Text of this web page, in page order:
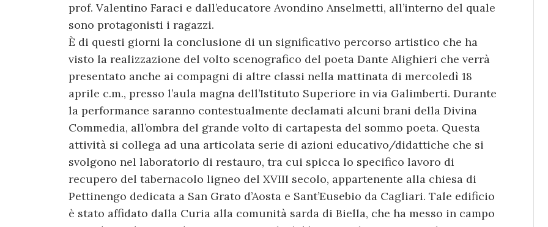
prof. Valentino Faraci e dall’educatore Avondino Anselmetti, all’interno del quale
sono protagonisti i ragazzi.
È di questi giorni la conclusione di un significativo percorso artistico che ha
visto la realizzazione del volto scenografico del poeta Dante Alighieri che verrà
presentato anche ai compagni di altre classi nella mattinata di mercoledì 18
aprile c.m., presso l’aula magna dell’Istituto Superiore in via Galimberti. Durante
la performance saranno contestualmente declamati alcuni brani della Divina
Commedia, all’ombra del grande volto di cartapesta del sommo poeta. Questa
attività si collega ad una articolata serie di azioni educativo/didattiche che si
svolgono nel laboratorio di restauro, tra cui spicca lo specifico lavoro di
recupero del tabernacolo ligneo del XVIII secolo, appartenente alla chiesa di
Pettinengo dedicata a San Grato d’Aosta e Sant’Eusebio da Cagliari. Tale edificio
è stato affidato dalla Curia alla comunità sarda di Biella, che ha messo in campo